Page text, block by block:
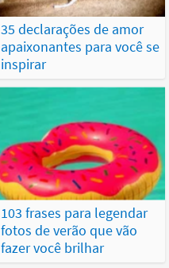
35 declarações de amor
apaixonantes para você se
inspirar
103 frases para legendar
fotos de verão que vão
fazer você brilhar